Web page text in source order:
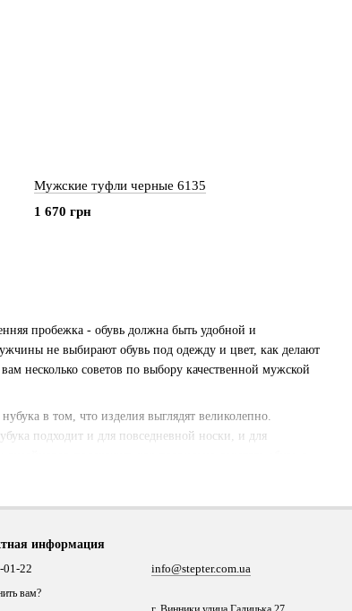
пробежка - обувь должна быть удобной и
не выбирают обувь под одежду и цвет, как делают
несколько советов по выбору качественной мужской
в том, что изделия выглядят великолепно.
подходит и для повседневной носки, и для
то в производстве этой основы не используется кожа
материал с такими свойствами, как долговечность,
Мужские туфли черные 6135
1 670 грн
информация
01-22
вам?
info@stepter.com.ua